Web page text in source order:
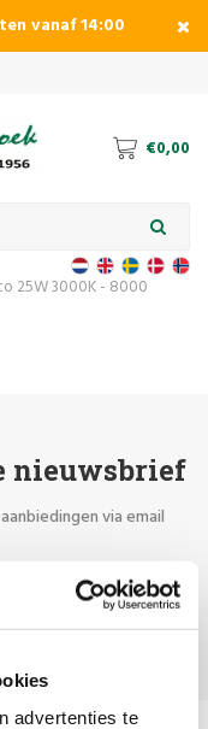
advertenties te
vanaf 14:00
€0,00
25W 3000K - 8000
nieuwsbrief
via email
Abonneer